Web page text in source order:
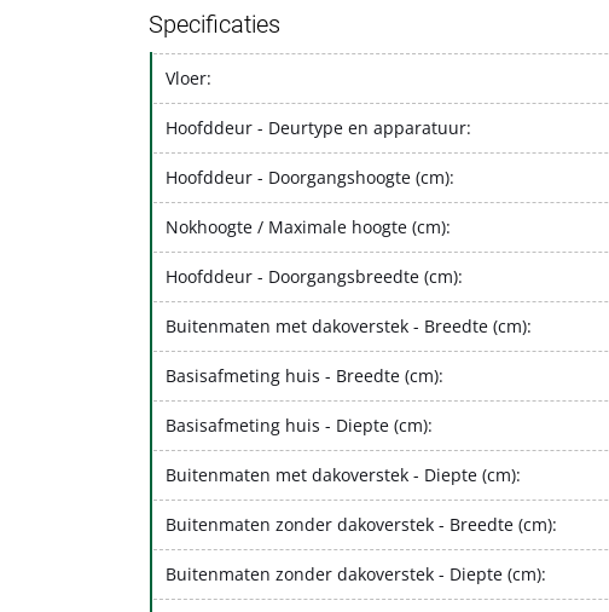
Specificaties
Vloer:
Hoofddeur - Deurtype en apparatuur:
Hoofddeur - Doorgangshoogte (cm):
Nokhoogte / Maximale hoogte (cm):
Hoofddeur - Doorgangsbreedte (cm):
Buitenmaten met dakoverstek - Breedte (cm):
Basisafmeting huis - Breedte (cm):
Basisafmeting huis - Diepte (cm):
Buitenmaten met dakoverstek - Diepte (cm):
Buitenmaten zonder dakoverstek - Breedte (cm):
Buitenmaten zonder dakoverstek - Diepte (cm):